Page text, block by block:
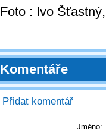
Foto : Ivo
Komentáře
Přidat komentář
Jméno: